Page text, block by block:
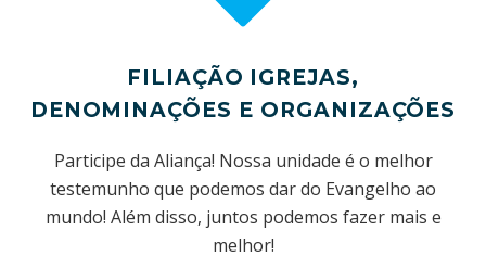
FILIAÇÃO IGREJAS,
DENOMINAÇÕES E ORGANIZAÇÕES
Participe da Aliança! Nossa unidade é o melhor
testemunho que podemos dar do Evangelho ao
mundo! Além disso, juntos podemos fazer mais e
melhor!